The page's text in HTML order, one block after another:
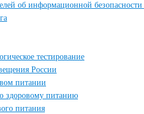
об информационной безопасности
тестирование
России
питании
здоровому питанию
питания